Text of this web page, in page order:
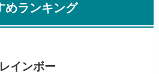
めランキング
インボー